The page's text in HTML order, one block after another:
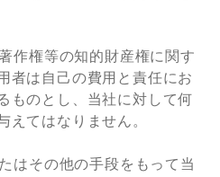
作権等の知的財産権に関す
者は⾃⼰の費⽤と責任にお
ものとし、当社に対して何
えてはなりません。
はその他の⼿段をもって当